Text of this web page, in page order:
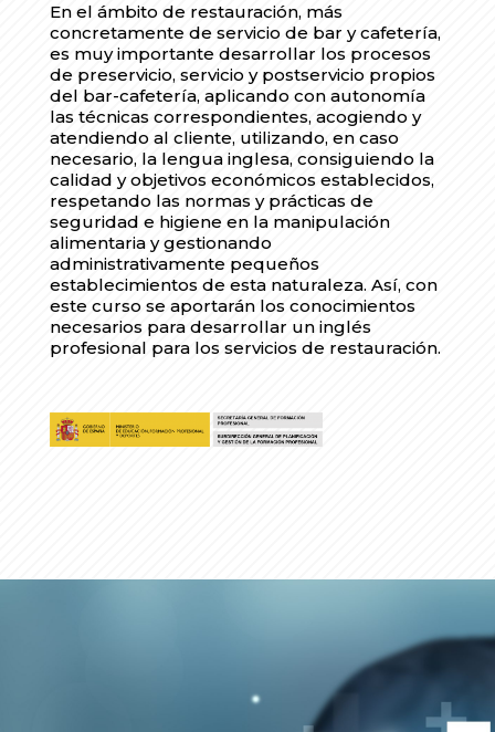
En el ámbito de restauración, más
concretamente de servicio de bar y cafetería,
es muy importante desarrollar los procesos
de preservicio, servicio y postservicio propios
del bar-cafetería, aplicando con autonomía
las técnicas correspondientes, acogiendo y
atendiendo al cliente, utilizando, en caso
necesario, la lengua inglesa, consiguiendo la
calidad y objetivos económicos establecidos,
respetando las normas y prácticas de
seguridad e higiene en la manipulación
alimentaria y gestionando
administrativamente pequeños
establecimientos de esta naturaleza. Así, con
este curso se aportarán los conocimientos
necesarios para desarrollar un inglés
profesional para los servicios de restauración.